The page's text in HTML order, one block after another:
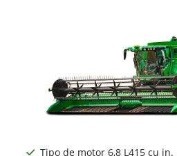
Tipo de motor 6,8 L415 cu in.